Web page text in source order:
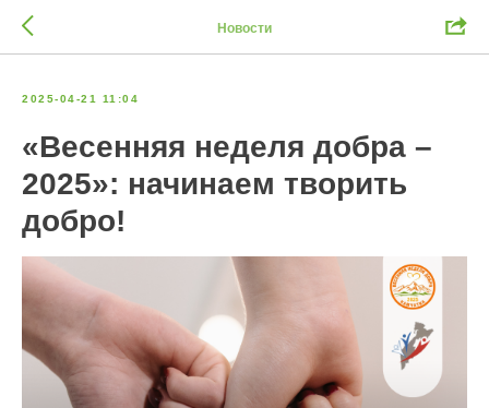
Новости
2025-04-21 11:04
«Весенняя неделя добра –
2025»: начинаем творить
добро!